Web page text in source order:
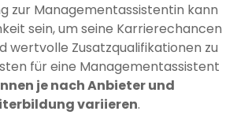
zur Managementassistentin kann
sein, um seine Karrierechancen
wertvolle Zusatzqualifikationen zu
für eine Managementassistent
je nach Anbieter und
variieren.